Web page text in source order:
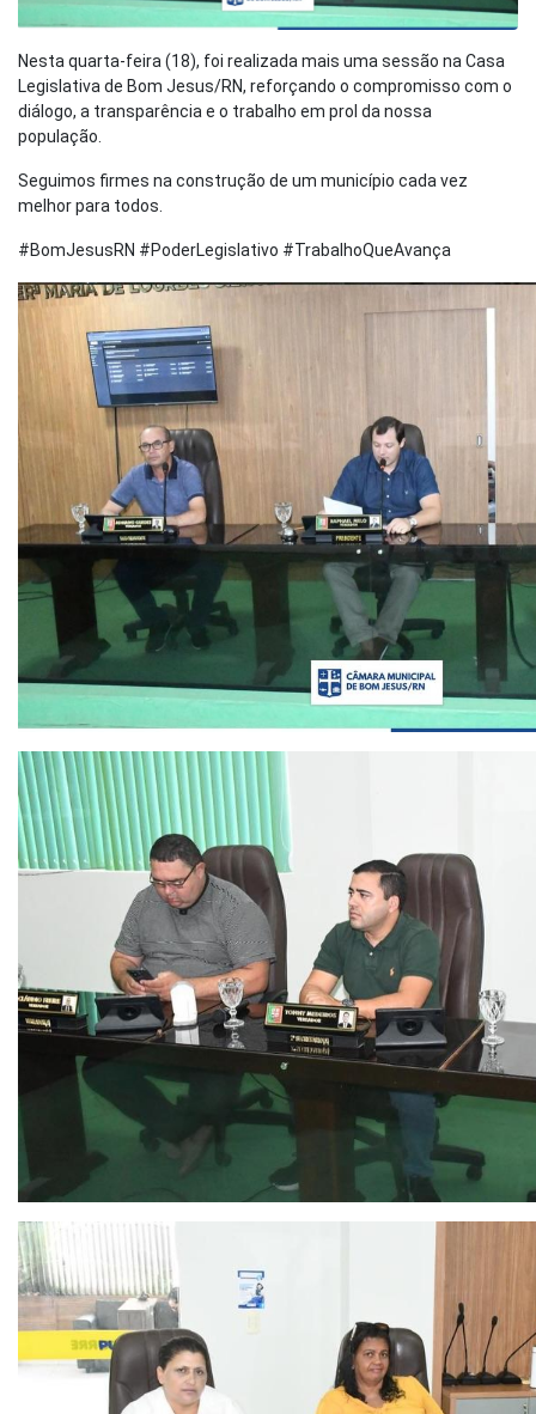
Nesta quarta-feira (18), foi realizada mais uma sessão na Casa
Legislativa de Bom Jesus/RN, reforçando o compromisso com o
diálogo, a transparência e o trabalho em prol da nossa
população.
Seguimos firmes na construção de um município cada vez
melhor para todos.
#BomJesusRN #PoderLegislativo #TrabalhoQueAvança